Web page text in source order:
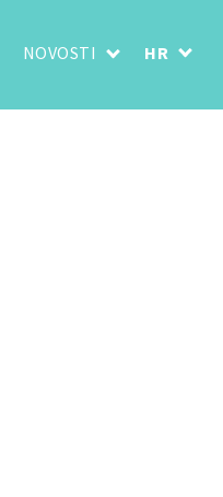
NOVOSTI HR